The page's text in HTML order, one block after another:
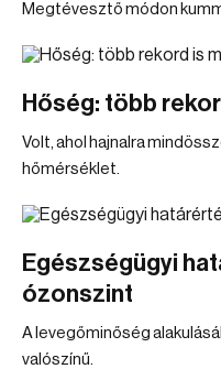
Megtévesztő módon
Hőség: több
Volt, ahol hajnalra
hőmérséklet.
Egészségügyi
ózonszint
A levegőminőség
valószínű.